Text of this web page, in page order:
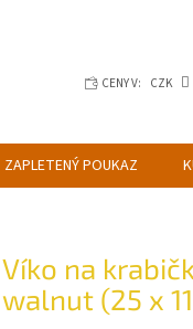
CENY V: CZK
ZAPLETENÝ POUKAZ
Víko na
walnut (25 x